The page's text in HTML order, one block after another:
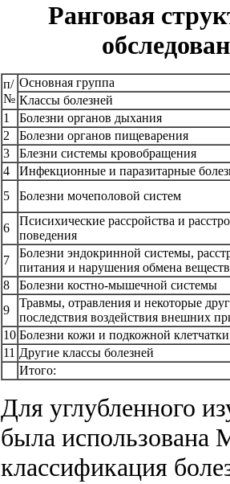
Ранговая
п/
№
Основная группа
Классы болезней
1
Болезни органов дыхания
2
Болезни органов пищеварения
3
Блезни системы кровобращения
4
Инфекционные и паразитарные
5
Болезни мочеполовой систем
6
Псисихические рассройства и
поведения
7
Болезни эндокринной системы,
питания и нарушения обмена веществ
8
Болезни костно-мышечной системы
9
Травмы, отравления и некоторые
последствия воздействия внешних
10 Болезни кожи и подкожной клетчатки
11 Другие классы болезней
Итого:
Для углубленного
была использована
классификация